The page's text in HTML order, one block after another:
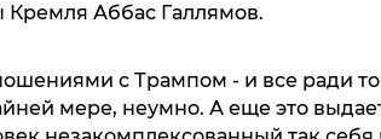
Кремля Аббас Галлямов.
с Трампом - и все ради
мере, неумно. А еще это